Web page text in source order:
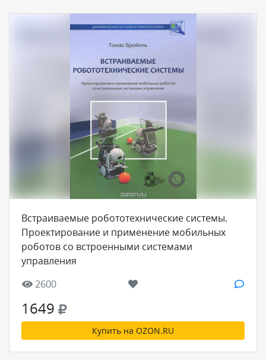
Встраиваемые робототехнические системы.
Проектирование и применение мобильных
роботов со встроенными системами
управления
2600
1649
Купить на OZON.RU